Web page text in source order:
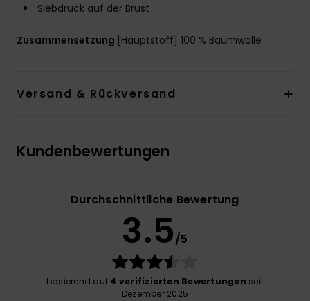
Siebdruck auf der Brust
Zusammensetzung [Hauptstoff] 100 % Baumwolle
Versand & Rückversand
Kundenbewertungen
Durchschnittliche Bewertung
3.5/5
basierend auf 4 verifizierten Bewertungen seit
Dezember 2025